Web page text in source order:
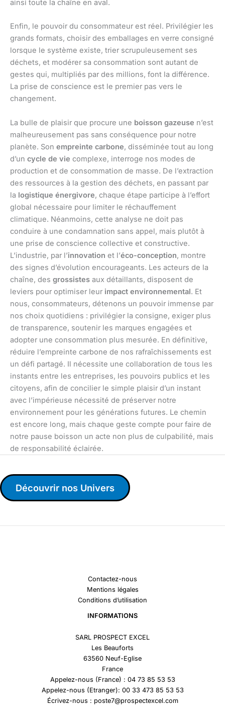
ainsi toute la chaîne en aval.
Enfin, le pouvoir du consommateur est réel. Privilégier les
grands formats, choisir des emballages en verre consigné
lorsque le système existe, trier scrupuleusement ses
déchets, et modérer sa consommation sont autant de
gestes qui, multipliés par des millions, font la différence.
La prise de conscience est le premier pas vers le
changement.
La bulle de plaisir que procure une boisson gazeuse n’est
malheureusement pas sans conséquence pour notre
planète. Son empreinte carbone, disséminée tout au long
d’un cycle de vie complexe, interroge nos modes de
production et de consommation de masse. De l’extraction
des ressources à la gestion des déchets, en passant par
la logistique énergivore, chaque étape participe à l’effort
global nécessaire pour limiter le réchauffement
climatique. Néanmoins, cette analyse ne doit pas
conduire à une condamnation sans appel, mais plutôt à
une prise de conscience collective et constructive.
L’industrie, par l’innovation et l’éco-conception, montre
des signes d’évolution encourageants. Les acteurs de la
chaîne, des grossistes aux détaillants, disposent de
leviers pour optimiser leur impact environnemental. Et
nous, consommateurs, détenons un pouvoir immense par
nos choix quotidiens : privilégier la consigne, exiger plus
de transparence, soutenir les marques engagées et
adopter une consommation plus mesurée. En définitive,
réduire l’empreinte carbone de nos rafraîchissements est
un défi partagé. Il nécessite une collaboration de tous les
instants entre les entreprises, les pouvoirs publics et les
citoyens, afin de concilier le simple plaisir d’un instant
avec l’impérieuse nécessité de préserver notre
environnement pour les générations futures. Le chemin
est encore long, mais chaque geste compte pour faire de
notre pause boisson un acte non plus de culpabilité, mais
de responsabilité éclairée.
Découvrir nos Univers
Contactez-nous
Mentions légales
Conditions d’utilisation
INFORMATIONS
SARL PROSPECT EXCEL
Les Beauforts
63560 Neuf-Eglise
France
Appelez-nous (France) : 04 73 85 53 53
Appelez-nous (Etranger): 00 33 473 85 53 53
Écrivez-nous : poste7@prospectexcel.com